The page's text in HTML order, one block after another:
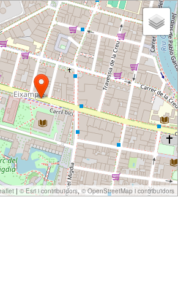
| © Esri i contribuïdors,© OpenStreetMap i contribuïdors